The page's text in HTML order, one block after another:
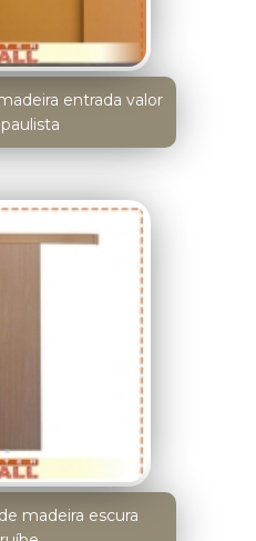
entrada valor
madeira escura